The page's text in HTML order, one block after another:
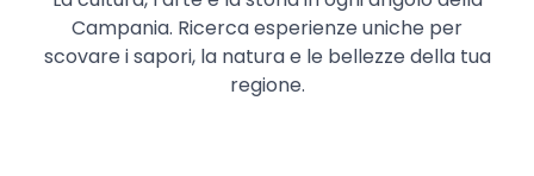
Campania. Ricerca esperienze uniche per
scovare i sapori, la natura e le bellezze della tua
regione.